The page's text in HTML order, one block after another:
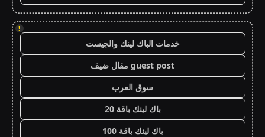
!
خدمات الباك لينك والجيست
guest post مقال ضيف
سوق العرب
باك لينك باقة 20
باك لينك باقة 100